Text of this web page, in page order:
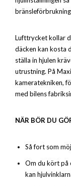
Lufttrycket kollar
däcken kan kosta
ställa in hjulen
utrustning. På
kameratekniken,
med bilens
NÄR BÖR DU
Så fort som
Om du kört på
kan